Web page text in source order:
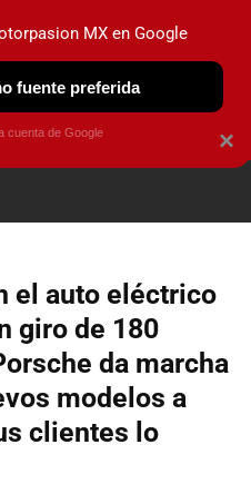
NO CIRCULA
el auto eléctrico
giro de 180
da marcha
modelos a
clientes lo
×
MX en Google
fuente preferida
cuenta de Google